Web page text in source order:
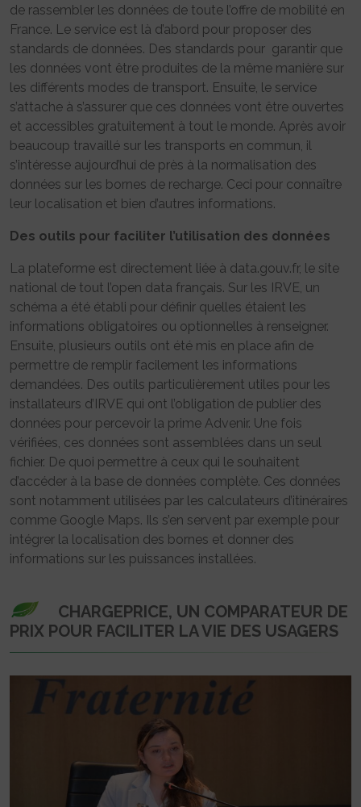
de rassembler les données de toute l’offre de mobilité en
France. Le service est là d’abord pour proposer des
standards de données. Des standards pour garantir que
les données vont être produites de la même manière sur
les différents modes de transport. Ensuite, le service
s’attache à s’assurer que ces données vont être ouvertes
et accessibles gratuitement à tout le monde. Après avoir
beaucoup travaillé sur les transports en commun, il
s’intéresse aujourd’hui de près à la normalisation des
données sur les bornes de recharge. Ceci pour connaître
leur localisation et bien d’autres informations.
Des outils pour faciliter l’utilisation des données
La plateforme est directement liée à data.gouv.fr, le site
national de tout l’open data français. Sur les IRVE, un
schéma a été établi pour définir quelles étaient les
informations obligatoires ou optionnelles à renseigner.
Ensuite, plusieurs outils ont été mis en place afin de
permettre de remplir facilement les informations
demandées. Des outils particulièrement utiles pour les
installateurs d’IRVE qui ont l’obligation de publier des
données pour percevoir la prime Advenir. Une fois
vérifiées, ces données sont assemblées dans un seul
fichier. De quoi permettre à ceux qui le souhaitent
d’accéder à la base de données complète. Ces données
sont notamment utilisées par les calculateurs d’itinéraires
comme Google Maps. Ils s’en servent par exemple pour
intégrer la localisation des bornes et donner des
informations sur les puissances installées.
CHARGEPRICE, UN COMPARATEUR DE
PRIX POUR FACILITER LA VIE DES USAGERS